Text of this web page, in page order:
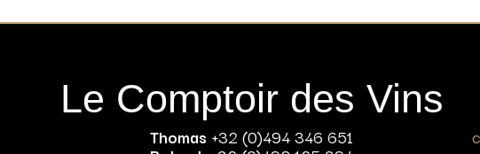
Le Comptoir des Vins
Thomas +32 (0)494 346 651